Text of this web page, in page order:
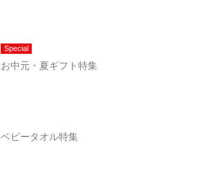
Special
お中元・夏ギフト特集
ベビータオル特集